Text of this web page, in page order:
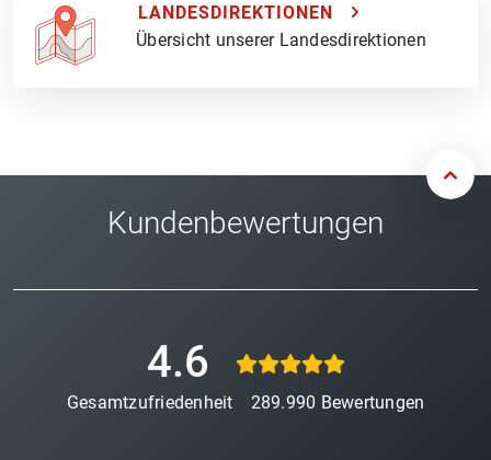
LANDESDIREKTIONEN
Übersicht unserer Landesdirektionen
Kundenbewertungen
4.6
Gesamtzufriedenheit 289.990 Bewertungen